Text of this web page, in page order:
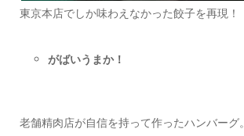
東京本店でしか味わえなかった餃子を再現！
がばいうまか！
老舗精肉店が自信を持って作ったハンバーグ。